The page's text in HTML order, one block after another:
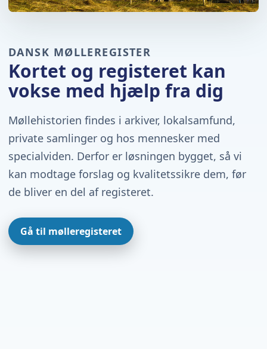
DANSK MØLLEREGISTER
Kortet og registeret kan
vokse med hjælp fra dig
Møllehistorien findes i arkiver, lokalsamfund,
private samlinger og hos mennesker med
specialviden. Derfor er løsningen bygget, så vi
kan modtage forslag og kvalitetssikre dem, før
de bliver en del af registeret.
Gå til mølleregisteret